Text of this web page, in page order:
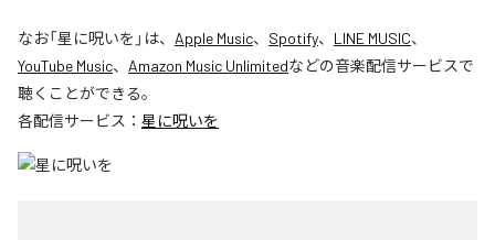
なお「星に呪いを 」は、 Apple Music、 Spotify、 LINE MUSIC、
YouTube Music、 Amazon Music Unlimitedなどの音楽配信サービスで
聴くことができる。
各配信サービス： 星に呪いを